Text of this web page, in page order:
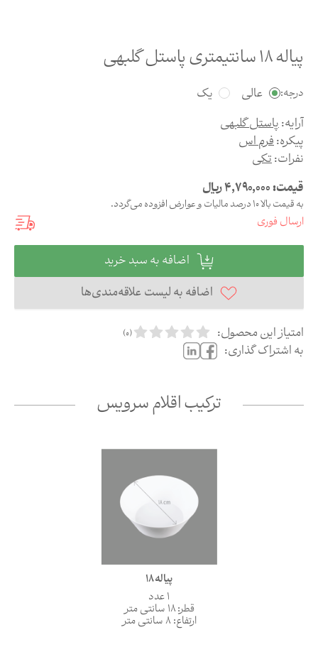
پیاله 18 سانتیمتری پاستل گلبهی
درجه: عالی
یک
آرایه:پاستل گلبهی
پیکره:فرم اس
نفرات:تکی
قیمت:4,790,000ریال
به قیمت بالا 10 درصد مالیات و عوارض افزوده می‌گردد.
ارسال فوری
اضافه به سبد خرید
اضافه به لیست علاقه‌مندی‌ها
امتیاز این محصول:
(
0
)
به اشتراک گذاری:
ترکیب اقلام سرویس
پیاله 18
1 عدد
قطر: 18 سانتی متر
ارتفاع: 8 سانتی متر